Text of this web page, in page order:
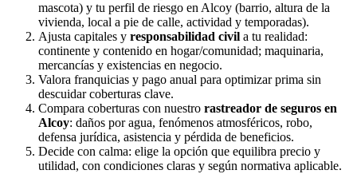
mascota) y tu perfil de riesgo en Alcoy (barrio, altura de la
vivienda, local a pie de calle, actividad y temporadas).
Ajusta capitales y responsabilidad civil a tu realidad:
continente y contenido en hogar/comunidad; maquinaria,
mercancías y existencias en negocio.
Valora franquicias y pago anual para optimizar prima sin
descuidar coberturas clave.
Compara coberturas con nuestro rastreador de seguros en
Alcoy: daños por agua, fenómenos atmosféricos, robo,
defensa jurídica, asistencia y pérdida de beneficios.
Decide con calma: elige la opción que equilibra precio y
utilidad, con condiciones claras y según normativa aplicable.